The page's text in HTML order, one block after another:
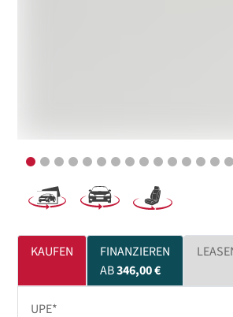
KAUFEN
FINANZIEREN
AB346,00 €
UPE*